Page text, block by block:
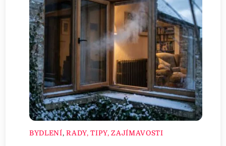
BYDLENÍ,RADY, TIPY, ZAJÍMAVOSTI